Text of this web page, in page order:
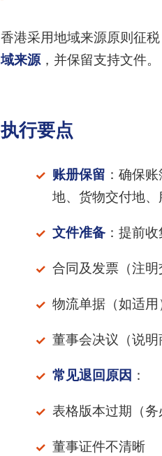
香港采用地域来源原则征
域来源，并保留支持文件。
执行要点
账册保留 ：确保
地、货物交付地、
文件准备：提前收
合同及发票（注明
物流单据（如适用
董事会决议（说明
常见退回原因 ：
表格版本过期（务
董事证件不清晰